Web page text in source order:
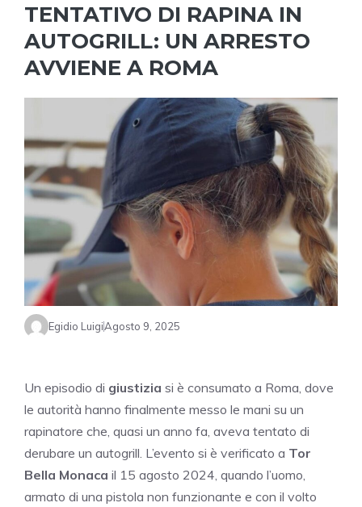
TENTATIVO DI RAPINA IN
AUTOGRILL: UN ARRESTO
AVVIENE A ROMA
Egidio LuigiAgosto 9, 2025
Un episodio di giustizia si è consumato a Roma, dove
le autorità hanno finalmente messo le mani su un
rapinatore che, quasi un anno fa, aveva tentato di
derubare un autogrill. L’evento si è verificato a Tor
Bella Monaca il 15 agosto 2024, quando l’uomo,
armato di una pistola non funzionante e con il volto